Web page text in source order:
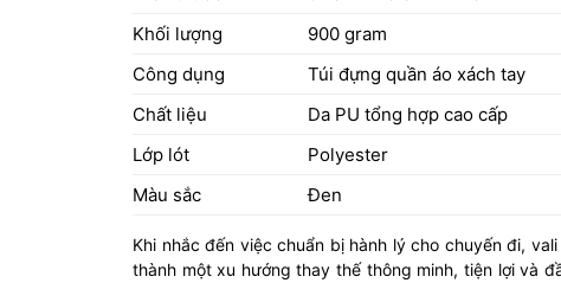
Khối lượng
900 gram
Công dụng
Túi đựng quần áo xách tay
Chất liệu
Da PU tổng hợp cao cấp
Lớp lót
Polyester
Màu sắc
Đen
Khi nhắc đến việc chuẩn bị hành lý cho chuyến đi,
thành một xu hướng thay thế thông minh, tiện lợi và